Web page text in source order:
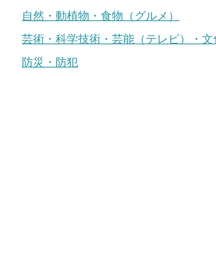
自然・動植物・食物（グルメ）
芸術・科学技術・芸能（テレビ）・文
防災・防犯